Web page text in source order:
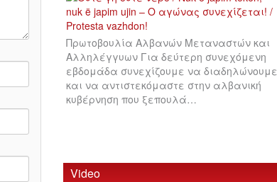
Πρωτοβουλία Αλβανών Μεταναστών και
Αλληλέγγυων Για δεύτερη συνεχόμενη
εβδομάδα συνεχίζουμε να διαδηλώνουμε
και να αντιστεκόμαστε στην αλβανική
κυβέρνηση που ξεπουλά…
Video